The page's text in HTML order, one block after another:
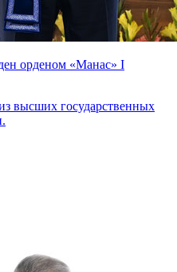
орденом «Манас» I
высших государственных